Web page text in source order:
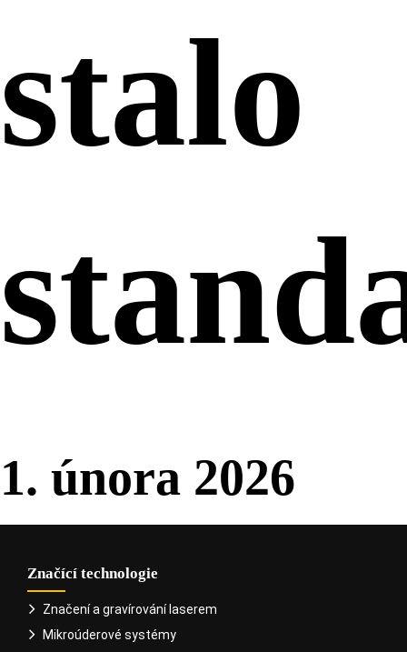
stalo
1. února 2026
Značící technologie
Značení a gravírování laserem
Mikroúderové systémy